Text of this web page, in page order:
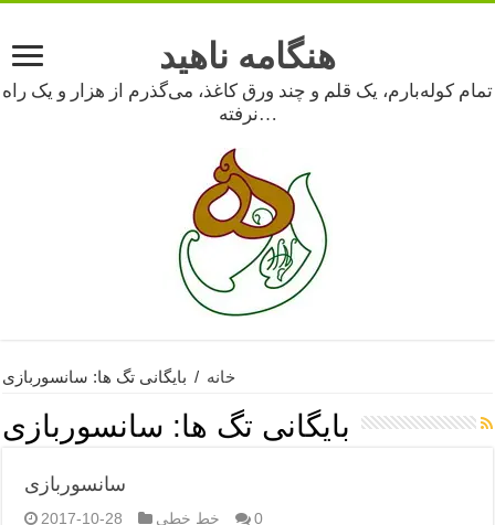
هنگامه ناهید
تمام کوله‌بارم، یک قلم و چند ورق کاغذ، می‌گذرم از هزار و یک راه
نرفته…
خانه / بایگانی تگ ها: سانسوربازی
بایگانی تگ ها: سانسوربازی
سانسوربازی
2017-10-28 خط خطی 0